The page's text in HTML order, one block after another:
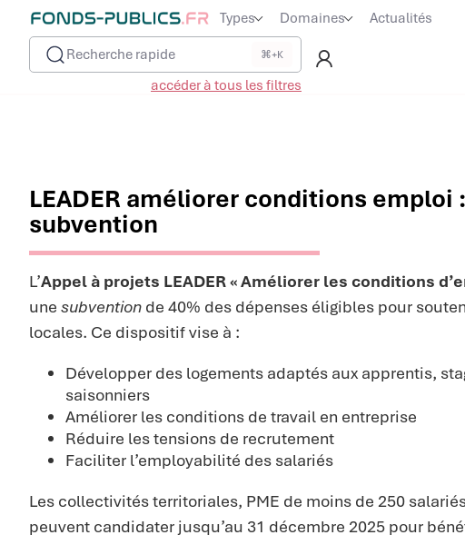
Types Domaines
Actualités
Recherche rapide
⌘+K
accéder à tous les filtres
LEADER améliorer conditions emploi
subvention
L’Appel à projets LEADER « Améliorer les conditions
une subvention de 40% des dépenses éligibles pour
locales. Ce dispositif vise à :
Développer des logements adaptés aux apprentis,
saisonniers
Améliorer les conditions de travail en entreprise
Réduire les tensions de recrutement
Faciliter l’employabilité des salariés
Les collectivités territoriales, PME de moins de 250
peuvent candidater jusqu’au 31 décembre 2025 pour